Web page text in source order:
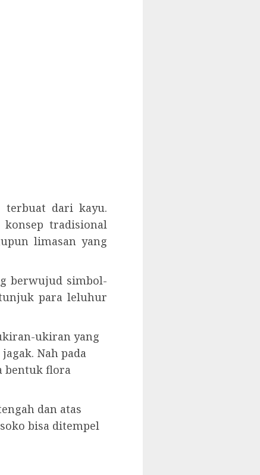
terbuat dari kayu.
tradisional
limasan yang
berwujud simbol-
para leluhur
ukiran yang
Nah pada
bentuk flora
dan atas
bisa ditempel